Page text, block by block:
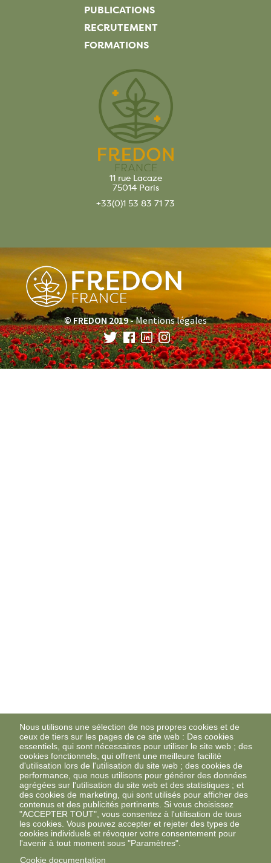
PUBLICATIONS
RECRUTEMENT
FORMATIONS
11 rue Lacaze
75014 Paris
+33(0)1 53 83 71 73
© FREDON 2019 -Mentions légales
Nous utilisons une sélection de nos propres cookies et de
ceux de tiers sur les pages de ce site web : Des cookies
essentiels, qui sont nécessaires pour utiliser le site web ; des
cookies fonctionnels, qui offrent une meilleure facilité
d'utilisation lors de l'utilisation du site web ; des cookies de
performance, que nous utilisons pour générer des données
agrégées sur l'utilisation du site web et des statistiques ; et
des cookies de marketing, qui sont utilisés pour afficher des
contenus et des publicités pertinents. Si vous choisissez
"ACCEPTER TOUT", vous consentez à l'utilisation de tous
les cookies. Vous pouvez accepter et rejeter des types de
cookies individuels et révoquer votre consentement pour
l'avenir à tout moment sous "Paramètres".
Cookie documentation